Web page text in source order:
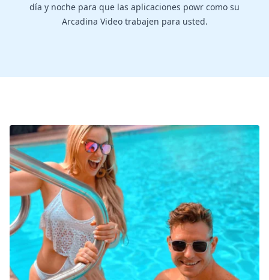
día y noche para que las aplicaciones powr como su
Arcadina Video trabajen para usted.